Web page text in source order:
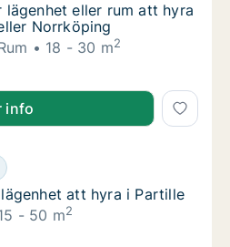
lägenhet eller rum att hyra i
lägenhet eller rum att hyra
Norrköping
18 - 30 m2
lägenhet eller rum att hyra i
eller rum att hyra i Linköping
info
att hyra i Partille
att hyra i Partille
att hyra i Partille
- 50 m2
att hyra i Partille